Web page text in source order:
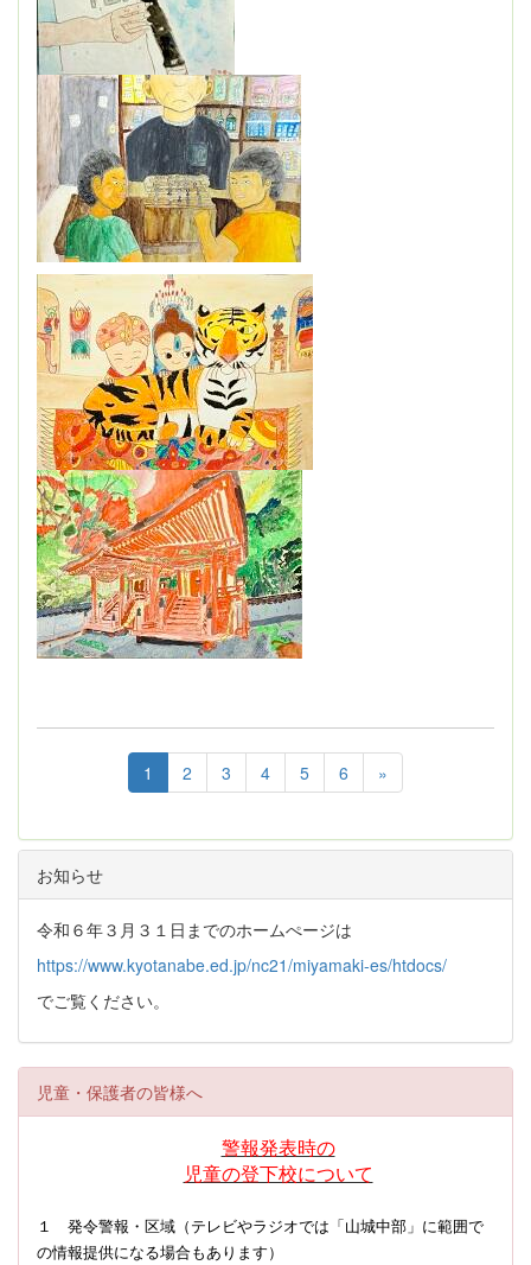
1 2 3 4 5 6 »
お知らせ
令和６年３月３１日までのホームぺージは
https://www.kyotanabe.ed.jp/nc21/miyamaki-es/htdocs/
でご覧ください。
児童・保護者の皆様へ
警報発表時の
児童の登下校について
１ 発令警報・区域（テレビやラジオでは「山城中部」に範囲で
の情報提供になる場合もあります）